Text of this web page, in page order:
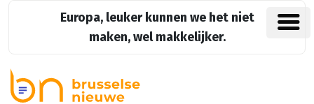
Europa, leuker kunnen we het niet
maken, wel makkelijker.